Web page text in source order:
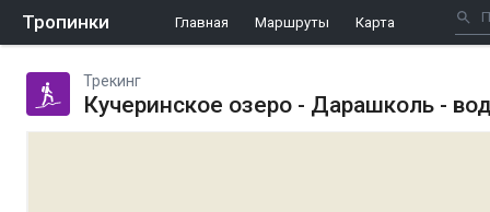
Тропинки Главная Маршруты Карта
Трекинг
Кучеринское озеро - Дарашколь -